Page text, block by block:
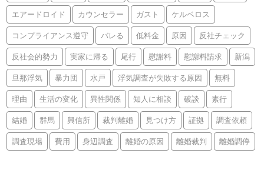
エアードロイド カウンセラー ガスト ケルベロス
コンプライアンス遵守 バレる 低料金 原因 反社チェック
反社会的勢力 実家に帰る 尾行 慰謝料 慰謝料請求 新潟
旦那浮気 暴力団 水戸 浮気調査が失敗する原因 無料
理由 生活の変化 異性関係 知人に相談 破談 素行
結婚 群馬 興信所 裁判離婚 見つけ方 証拠 調査依頼
調査現場 費用 身辺調査 離婚の原因 離婚裁判 離婚調停